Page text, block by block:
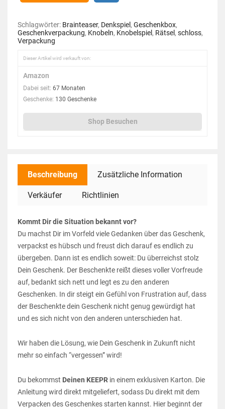
Schlagwörter: Brainteaser, Denkspiel , Geschenkbox,
Geschenkverpackung, Knobeln, Knobelspiel , Rätsel , schloss,
Verpackung
Dieser Artikel wird verkauft von:
Amazon
Dabei seit: 67 Monaten
Geschenke: 130 Geschenke
Shop Besuchen
Beschreibung Zusätzliche Information
Verkäufer Richtlinien
Kommt Dir die Situation bekannt vor?
Du machst Dir im Vorfeld viele Gedanken über das Geschenk,
verpackst es hübsch und freust dich darauf es endlich zu
übergeben. Dann ist es endlich soweit: Du überreichst stolz
Dein Geschenk. Der Beschenkte reißt dieses voller Vorfreude
auf, bedankt sich nett und legt es zu den anderen
Geschenken. In dir steigt ein Gefühl von Frustration auf, dass
der Beschenkte dein Geschenk nicht genug gewürdigt hat
und es sich nicht von den anderen unterschieden hat.
Wir haben die Lösung, wie Dein Geschenk in Zukunft nicht
mehr so einfach “vergessen” wird!
Du bekommst Deinen KEEPR in einem exklusiven Karton. Die
Anleitung wird direkt mitgeliefert, sodass Du direkt mit dem
Verpacken des Geschenkes starten kannst. Hier beginnt der